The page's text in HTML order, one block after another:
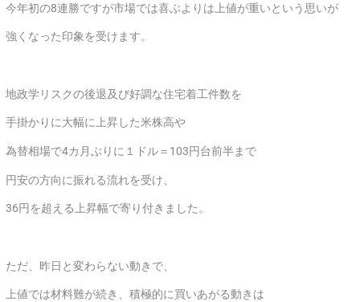
今年初の8連勝ですが市場では喜ぶよりは上値が重いという思いが
強くなった印象を受けます。
地政学リスクの後退及び好調な住宅着工件数を
手掛かりに大幅に上昇した米株高や
為替相場で4カ月ぶりに１ドル＝103円台前半まで
円安の方向に振れる流れを受け、
36円を超える上昇幅で寄り付きました。
ただ、昨日と変わらない動きで、
上値では材料難が続き、積極的に買いあがる動きは